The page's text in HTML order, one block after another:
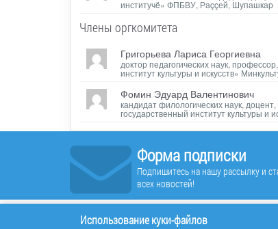
институчĕ» ФПБВУ, Раççей, Шупашкар
Члены оргкомитета
Григорьева Лариса Георгиевна
доктор педагогических наук,
институт культуры и искусств»
Фомин Эдуард Валентинович
кандидат филологических наук,
государственный институт культуры и
Форма подписки
Подпишитесь на нашу рассылку и
всех новостей!
Использование куки-файлов